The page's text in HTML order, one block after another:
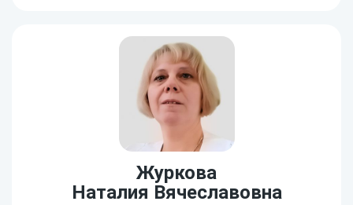
Журкова
Наталия Вячеславовна